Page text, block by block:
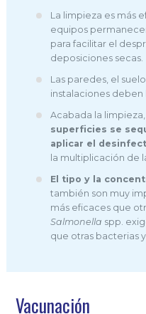
La limpieza es más
equipos
para facilitar el
deposiciones secas.
Las paredes, el
instalaciones deben
Acabada la limpieza,
superficies se
aplicar el
la multiplicación de
El tipo y la
también son muy
más eficaces que
Salmonella spp.
que otras bacterias y
Vacunación